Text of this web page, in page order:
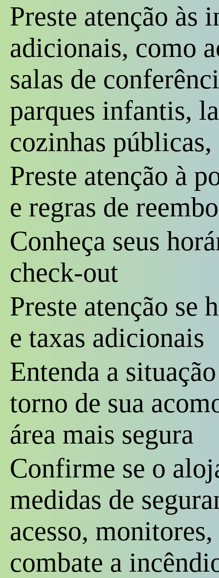
Preste atenção às
adicionais, como
salas de
parques infantis,
cozinhas públicas,
Preste atenção à
e regras de
Conheça seus
check-out
Preste atenção se
e taxas adicionais
Entenda a
torno de sua
área mais segura
Confirme se o
medidas de
acesso,
combate a